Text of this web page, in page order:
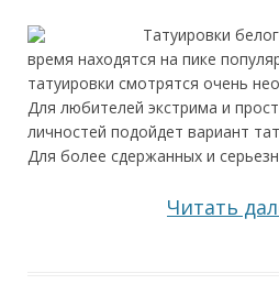
Татуировки
время находятся на пике
татуировки смотрятся очень
Для любителей экстрима и
личностей подойдет вариант
Для более сдержанных и
Читать